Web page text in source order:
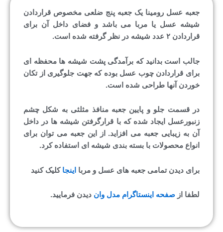
جعبه عسل رومینا یک جعبه پنج ضلعی مخصوص قراردادن
شیشه عسل یا مربا می باشد و فضای داخل آن برای
قراردادن ۲ عدد شیشه در نظر گرفته شده است.
جالب است بدانید که برآمدگی پشت شیشه ها محفظه ای
برای قراردادن چوب عسل بوده که جهت جلوگیری از تکان
خوردن آنها طراحی شده است.
در قسمت جلو و پایین جعبه منافذ مثلثی به شکل چشم
زنبورعسل ایجاد شده که با قرارگرفتن شیشه ها در داخل
آن به زیبایی جعبه می افزاید. از این جعبه می توان برای
انواع محصولات با بسته بندی شیشه ای استفاده کرد.
برای دیدن تمامی جعبه های عسل و مربا اینجا کلیک کنید
لطفا از صفحه اینستاگرام مدل وان دیدن فرمایید.